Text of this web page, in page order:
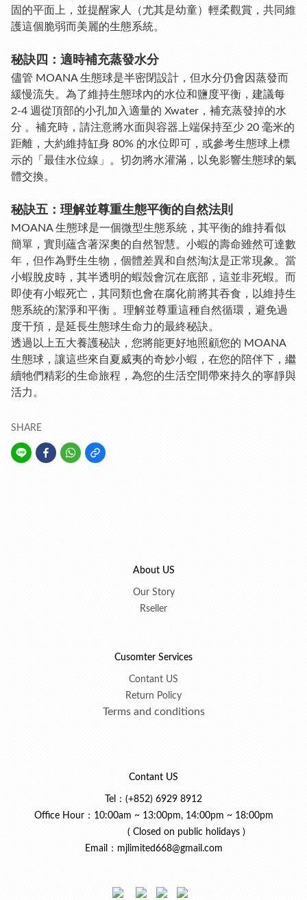
固的平面上，並提醒家人（尤其是幼童）輕柔觀賞，共同維
護這個脆弱而美麗的生態系統。
秘訣四：適時補充蒸發水分
儘管 MOANA 生態球是半密閉設計，但水分仍會因蒸發而
緩慢流失。為了維持生態球內的水位和鹽度平衡，建議每
2-4 週從頂部的小孔加入適量的 Xwater ，補充蒸發掉的水
分 。補充時，請注意將水面與容器上端保持至少 20 毫米的
距離，大約維持缸身 80% 的水位即可，或參考生態球上標
示的「最佳水位線」。切勿將水灌滿，以免影響生態球的氣
體交換。
秘訣五：理解並尊重生態平衡的自然法則
MOANA 生態球是一個微型生態系統，其平衡的維持看似
簡單，實則蘊含著深奧的自然智慧。小蝦的壽命雖然可達數
年，但作為野生生物，個體差異和自然淘汰是正常現象。當
小蝦脫皮時，其半透明的蝦殼會沉在底部，這並非死蝦。而
即使有小蝦死亡，其同類也會在腐化前將其吞食，以維持生
態系統的潔淨和平衡 。理解並尊重這種自然循環，避免過
度干預，是延長生態球生命力的最終秘訣。
透過以上五大養護秘訣，您將能更好地照顧您的 MOANA
生態球，讓這些來自夏威夷的奇妙小蝦，在您的陪伴下，繼
續牠們精彩的生命旅程，為您的生活空間帶來持久的寧靜與
活力。
SHARE
About US
Our Story
Rseller
Cusomter Services
Contant US
Return Policy
Terms and conditions
Contant US
Tel：(+852) 6929 8912
Office Hour：10:00am ~ 13:00pm, 14:00pm ~ 18:00pm
( Closed on public holidays )
Email：mjlimited668@gmail.com